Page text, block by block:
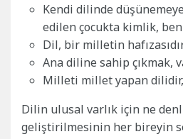
Kendi dilinde
edilen çocukta kimlik,
Dil, bir milletin
Ana diline sahip çıkmak,
Milleti millet yapan
Dilin ulusal varlık için ne
geliştirilmesinin her bireyin